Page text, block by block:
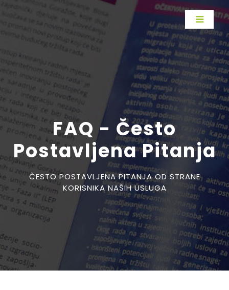
FAQ - Često
Postavljena Pitanja
ČESTO POSTAVLJENA PITANJA OD STRANE
KORISNIKA NAŠIH USLUGA